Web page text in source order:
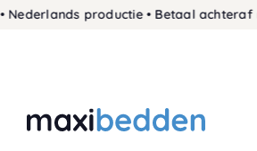
Skip
productie • Betaal achteraf met